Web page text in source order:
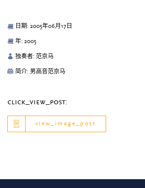
日期: 2005年06月17日
年: 2005
独奏者: 范京马
简介: 男高音范京马
click_view_post:
view_image_post